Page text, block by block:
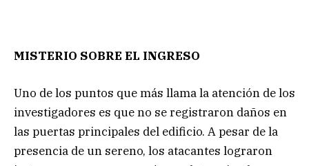
MISTERIO SOBRE EL INGRESO
Uno de los puntos que más llama la atención de los
investigadores es que no se registraron daños en
las puertas principales del edificio. A pesar de la
presencia de un sereno, los atacantes lograron